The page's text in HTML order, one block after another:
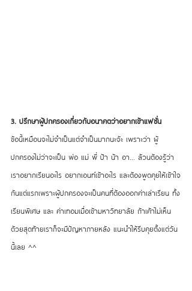
3. ปรึกษาผู้ปกครองเกี่ยวกับอนาคตว่าอยากเข้าแฟชั่น
ข้อนี้เหมือนจะไม่จำเป็นแต่จำเป็นมากนะจ้ะ เพราะว่า ผู้
ปกครองไม่ว่าจะเป็น พ่อ แม่ พี่ ป้า น้า อา... ล้วนต้องรู้ว่า
เราอยากเรียนอะไร อยากเอนท์เข้าอะไร และต้องพูดคุยให้เข้าใจ
กันแต่แรกเพราะผู้ปกครองจะเป็นคนที่ต้องออกค่าเล่าเรียน ทั้ง
เรียนพิเศษ และ ค่าเทอมเมื่อเข้ามหาวิทยาลัย ถ้าเค้าไม่เห็น
ด้วยสุดท้ายเราก็จะมีปัญหาภายหลัง แนะนำให้รีบคุยตั้งแต่วัน
นี้เลย ^^